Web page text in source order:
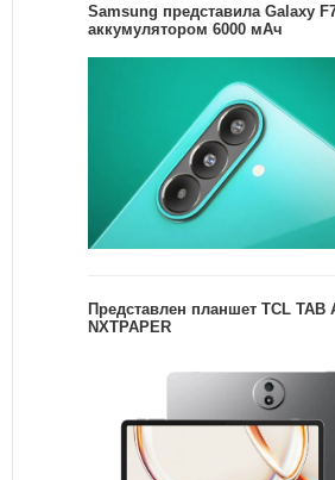
Samsung представила Galaxy
аккумулятором 6000 мАч
Представлен планшет TCL TAB
NXTPAPER